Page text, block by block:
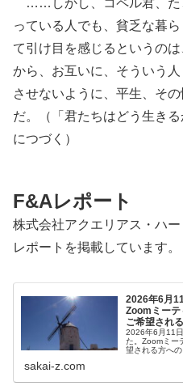
……しかし、コペル君、た
っている人でも、貧乏な暮
て引け目を感じるというの
から、お互いに、そういう
させないように、平生、そ
だ。（「君たちはどう生き
につづく）
F&Aレポート
株式会社アクエリアス・ハ
レポートを掲載しています。
2026年6月
Zoomミーテ
ご希望され
2026年6月11
た。Zoomミー
望される方へ
sakai-z.com